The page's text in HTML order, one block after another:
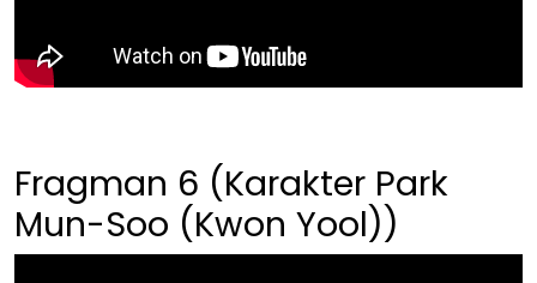
Fragman 6 (Karakter Park
Mun-Soo (Kwon Yool))